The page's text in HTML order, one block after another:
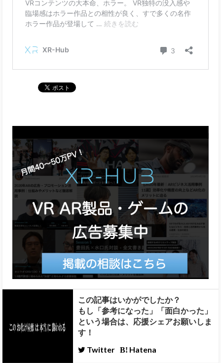
この記事はいかがでしたか？
もし「参考になった」「面白かった」
という場合は、応援シェアお願いしま
す！
Twitter
Hatena